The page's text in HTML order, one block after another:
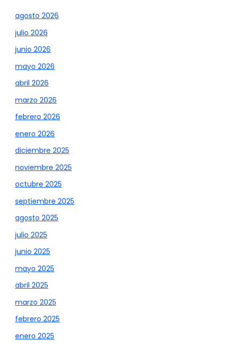
agosto 2026
julio 2026
junio 2026
mayo 2026
abril 2026
marzo 2026
febrero 2026
enero 2026
diciembre 2025
noviembre 2025
octubre 2025
septiembre 2025
agosto 2025
julio 2025
junio 2025
mayo 2025
abril 2025
marzo 2025
febrero 2025
enero 2025